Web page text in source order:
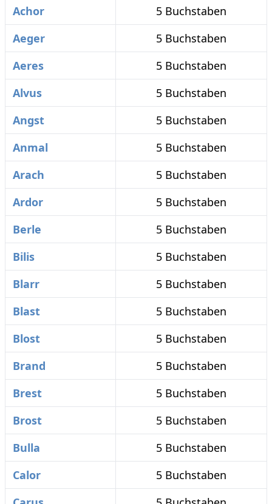
Achor
5 Buchstaben
Aeger
5 Buchstaben
Aeres
5 Buchstaben
Alvus
5 Buchstaben
Angst
5 Buchstaben
Anmal
5 Buchstaben
Arach
5 Buchstaben
Ardor
5 Buchstaben
Berle
5 Buchstaben
Bilis
5 Buchstaben
Blarr
5 Buchstaben
Blast
5 Buchstaben
Blost
5 Buchstaben
Brand
5 Buchstaben
Brest
5 Buchstaben
Brost
5 Buchstaben
Bulla
5 Buchstaben
Calor
5 Buchstaben